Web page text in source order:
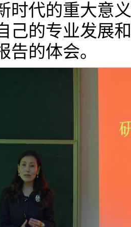
时代的重大意
己的专业发展
告的体会。